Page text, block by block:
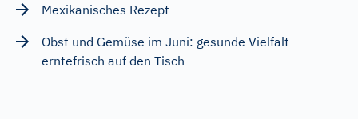
Mexikanisches Rezept
Obst und Gemüse im Juni: gesunde Vielfalt
erntefrisch auf den Tisch